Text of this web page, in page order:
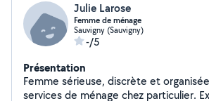
Julie Larose
Femme de ménage
Sauvigny (Sauvigny)
-/5
Présentation
Femme sérieuse, discrète et
services de ménage chez particulier.